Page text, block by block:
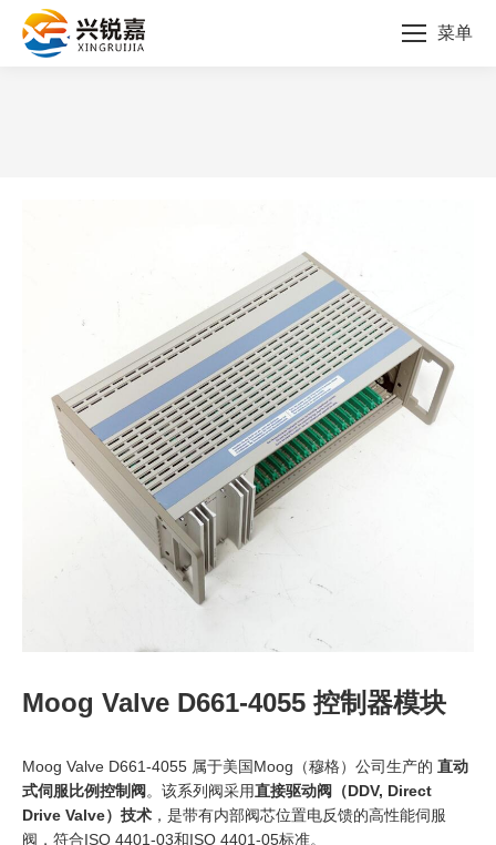
菜单
Moog Valve D661-4055 控制器模块
Moog Valve D661-4055 属于美国Moog（穆格）公司生产的 直动
式伺服比例控制阀 。该系列阀采用直接驱动阀（DDV, Direct
Drive Valve）技术 ，是带有内部阀芯位置电反馈的高性能伺服
阀，符合ISO 4401-03和ISO 4401-05标准。